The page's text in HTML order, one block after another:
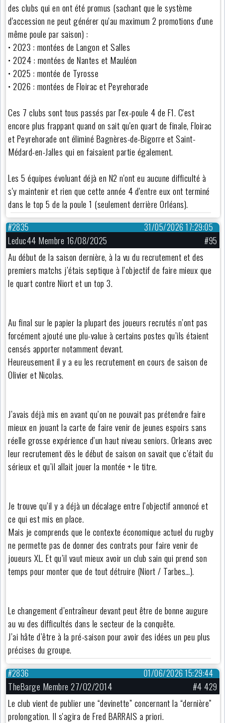
des clubs qui en ont été promus (sachant que le système
d'accession ne peut générer qu'au maximum 2 promotions d'une
même poule par saison) :
• 2023 : montées de Langon et Salles
• 2024 : montées de Nantes et Mauléon
• 2025 : montée de Tyrosse
• 2026 : montées de Floirac et Peyrehorade
Ces 7 clubs sont tous passés par l'ex-poule 4 de F1. C'est
encore plus frappant quand on sait qu'en quart de finale, Floirac
et Peyrehorade ont éliminé Bagnères-de-Bigorre et Saint-
Médard-en-Jalles qui en faisaient partie également.
Les 5 équipes évoluant déjà en N2 n'ont eu aucune difficulté à
s'y maintenir et rien que cette année 4 d'entre eux ont terminé
dans le top 5 de la poule 1 (seulement derrière Orléans).
31/05/2026 17:29:05
#2835
Leduc44 Membre 16/08/2025
#95
Au début de la saison dernière, à la vu du recrutement et des
premiers matchs j’étais septique à l’objectif de faire mieux que
le quart contre Niort et un top 3.
Au final sur le papier la plupart des joueurs recrutés n’ont pas
forcément ajouté une plu-value à certains postes qu’ils étaient
censés apporter notamment devant.
Heureusement il y a eu les recrutement en cours de saison de
Olivier et Nicolas.
J’avais déjà mis en avant qu’on ne pouvait pas prétendre faire
mieux en jouant la carte de faire venir de jeunes espoirs sans
réelle grosse expérience d’un haut niveau seniors. Orleans avec
leur recrutement dès le début de saison on savait que c’était du
sérieux et qu’il allait jouer la montée + le titre.
Je trouve qu’il y a déjà un décalage entre l’objectif annoncé et
ce qui est mis en place.
Mais je comprends que le contexte économique actuel du rugby
ne permette pas de donner des contrats pour faire venir de
joueurs XL. Et qu’il vaut mieux avoir un club sain qui prend son
temps pour monter que de tout détruire (Niort / Tarbes…).
Le changement d’entraîneur devant peut être de bonne augure
au vu des difficultés dans le secteur de la conquête.
J’ai hâte d’être à la pré-saison pour avoir des idées un peu plus
précises du groupe.
01/06/2026 15:29:44
#2836
TheBarge Membre 27/02/2014
#4 429
Le club vient de publier une “devinette” concernant la “dernière”
prolongation. Il s'agira de Fred BARRAIS a priori.